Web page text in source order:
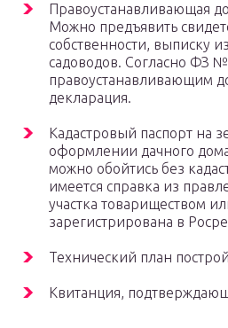
Правоустанавливающая
Можно предъявить
собственности, выписку
садоводов. Согласно ФЗ
правоустанавливающим
декларация.
Кадастровый паспорт на
оформлении дачного дома
можно обойтись без
имеется справка из
участка товариществом
зарегистрирована в
Технический план
Квитанция,